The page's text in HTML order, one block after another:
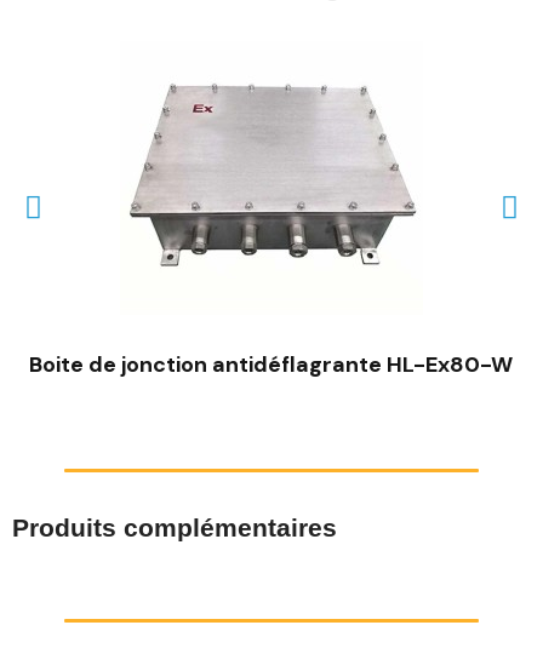
Boite de jonction antidéflagrante HL-Ex80-W
Produits complémentaires